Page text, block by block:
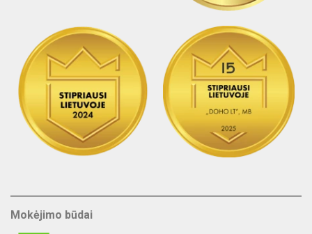
Mokėjimo būdai